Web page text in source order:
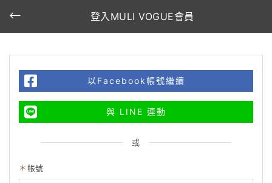
登入MULI VOGUE會員
以Facebook帳號繼續
與 LINE 連動
或
帳號